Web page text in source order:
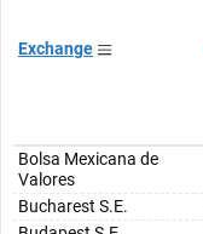
Exchange
Bolsa Mexicana de
Valores
Bucharest S.E.